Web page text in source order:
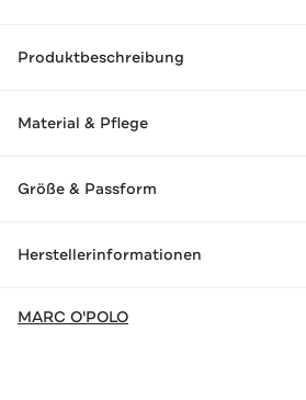
Produktbeschreibung
Material & Pflege
Größe & Passform
Herstellerinformationen
MARC O'POLO